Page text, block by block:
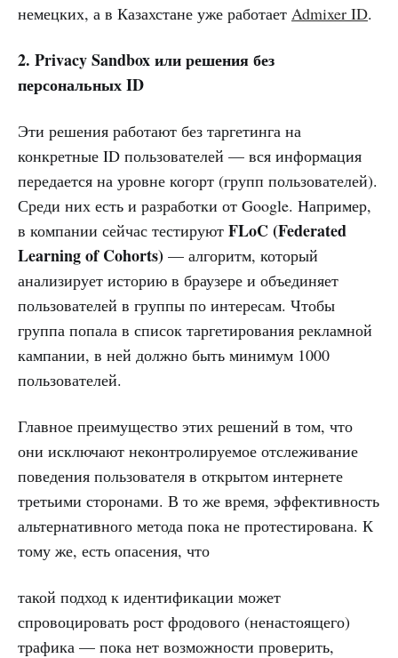
немецких, а в Казахстане уже работает Admixer ID.
2. Privacy Sandbox или решения без
персональных ID
Эти решения работают без таргетинга на
конкретные ID пользователей — вся информация
передается на уровне когорт (групп пользователей).
Среди них есть и разработки от Google. Например,
в компании сейчас тестируют FLoC (Federated
Learning of Cohorts) — алгоритм, который
анализирует историю в браузере и объединяет
пользователей в группы по интересам. Чтобы
группа попала в список таргетирования рекламной
кампании, в ней должно быть минимум 1000
пользователей.
Главное преимущество этих решений в том, что
они исключают неконтролируемое отслеживание
поведения пользователя в открытом интернете
третьими сторонами. В то же время, эффективность
альтернативного метода пока не протестирована. К
тому же, есть опасения, что
такой подход к идентификации может
спровоцировать рост фродового (ненастоящего)
трафика — пока нет возможности проверить,